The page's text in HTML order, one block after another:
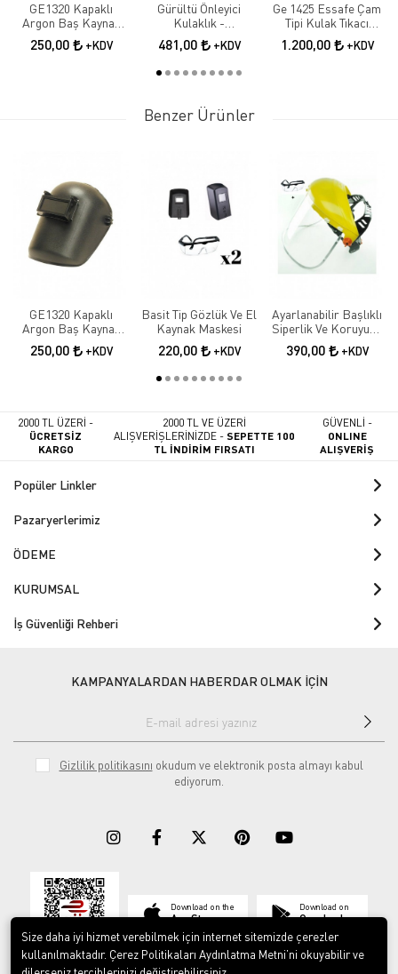
GE1320 Kapaklı
Argon Baş Kaynak
Maskesi
250,00 +KDV
Gürültü Önleyici
Kulaklık -
Katlanabilir (30 Db)
481,00 +KDV
Ge 1425 Essafe Çam
Tipi Kulak Tıkacı
Kordonlu Kutulu
24db 100 Adet
1.200,00 +KDV
Benzer Ürünler
GE1320 Kapaklı
Argon Baş Kaynak
Maskesi
250,00 +KDV
Basit Tip Gözlük Ve El
Kaynak Maskesi
220,00 +KDV
Ayarlanabilir Başlıklı
Siperlik Ve Koruyucu
İş Gözlüğü
390,00 +KDV
2000 TL ÜZERİ -
ÜCRETSİZ
KARGO
2000 TL VE ÜZERİ
ALIŞVERİŞLERİNİZDE -SEPETTE 100
TL İNDİRİM FIRSATI
GÜVENLİ -
ONLINE
ALIŞVERİŞ
Popüler Linkler
Pazaryerlerimiz
ÖDEME
KURUMSAL
İş Güvenliği Rehberi
KAMPANYALARDAN HABERDAR OLMAK İÇİN
Gizlilik politikasını okudum ve elektronik posta almayı kabul
ediyorum.
Download on the
App Store
Download on
Google play
Size daha iyi hizmet verebilmek için internet sitemizde çerezler
kullanılmaktadır. Çerez Politikaları Aydınlatma Metni’ni okuyabilir ve